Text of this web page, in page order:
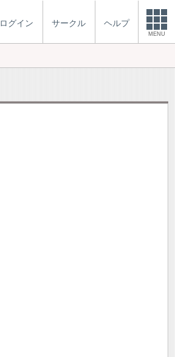
ログイン サークル ヘルプ
MENU